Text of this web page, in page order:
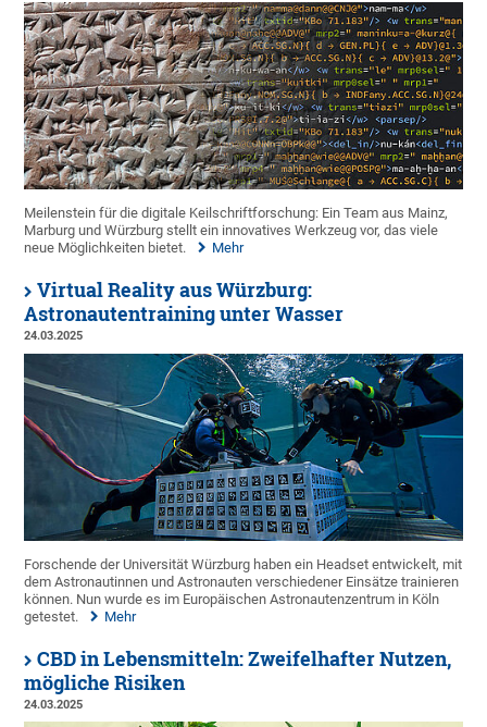
Meilenstein für die digitale Keilschriftforschung: Ein Team aus Mainz,
Marburg und Würzburg stellt ein innovatives Werkzeug vor, das viele
neue Möglichkeiten bietet.
Mehr
Virtual Reality aus Würzburg:
Astronautentraining unter Wasser
24.03.2025
Forschende der Universität Würzburg haben ein Headset entwickelt, mit
dem Astronautinnen und Astronauten verschiedener Einsätze trainieren
können. Nun wurde es im Europäischen Astronautenzentrum in Köln
getestet.
Mehr
CBD in Lebensmitteln: Zweifelhafter Nutzen,
mögliche Risiken
24.03.2025